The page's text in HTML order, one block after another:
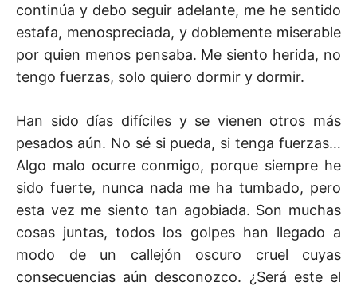
continúa y debo seguir adelante, me he sentido
estafa, menospreciada, y doblemente miserable
por quien menos pensaba. Me siento herida, no
tengo fuerzas, solo quiero dormir y dormir.
Han sido días difíciles y se vienen otros más
pesados aún. No sé si pueda, si tenga fuerzas…
Algo malo ocurre conmigo, porque siempre he
sido fuerte, nunca nada me ha tumbado, pero
esta vez me siento tan agobiada. Son muchas
cosas juntas, todos los golpes han llegado a
modo de un callejón oscuro cruel cuyas
consecuencias aún desconozco. ¿Será este el